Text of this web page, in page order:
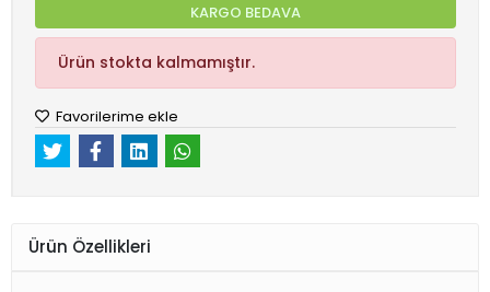
KARGO BEDAVA
Ürün stokta kalmamıştır.
Favorilerime ekle
Ürün Özellikleri